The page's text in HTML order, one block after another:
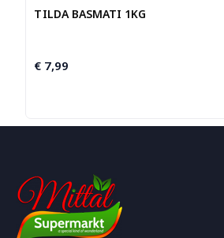
TILDA BASMATI 1KG
€ 7,99